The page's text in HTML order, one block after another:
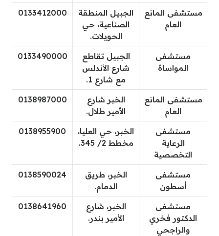
مستشفى المانع
العام
الجبيل المنطقة
الصناعية، حي
الحويلات.
0133412000
مستشفى
المواساة
الجبيل تقاطع
شارع الأندلس
مع شارع 1.
0133490000
مستشفى المانع
العام
الخبر شارع
الأمير طلال.
0138987000
مستشفى
الرعاية
التخصصية
الخبر، حي العليا،
مخطط 2/ 345.
0138955900
مستشفى
أسطون
الخبر، طريق
الدمام.
0138590024
مستشفى
الدكتور فخري
والراجحي
الخبر، شارع
الأمير بندر.
0138641960